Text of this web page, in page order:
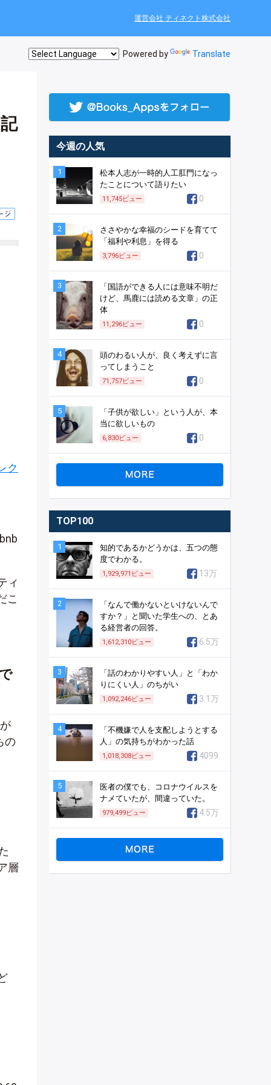
運営会社 ティネクト株式会社
Powered by Translate
ク
ィ
こ
の
層
今週の人気
1
松本人志が一時的人工肛門になっ
たことについて語りたい
11,745ビュー 0
2
ささやかな幸福のシードを育てて
「福利や利息」を得る
3,796ビュー 0
3
「国語ができる人には意味不明だ
けど、馬鹿には読める文章」の正
体
11,296ビュー 0
4
頭のわるい人が、良く考えずに言
ってしまうこと
71,757ビュー 0
5
「子供が欲しい」という人が、本
当に欲しいもの
6,830ビュー 0
TOP100
1
知的であるかどうかは、五つの態
度でわかる。
1,929,971 ビュー 13万
2
「なんで働かないといけないんで
すか？」と聞いた学生への、とあ
る経営者の回答。
1,612,310ビュー 6.5万
3
「話のわかりやすい人」と「わか
りにくい人」のちがい
1,092,246ビュー 3.1万
4
「不機嫌で人を支配しようとする
人」の気持ちがわかった話
1,018,308ビュー 4099
5
医者の僕でも、コロナウイルスを
ナメていたが、間違っていた。
979,499ビュー 4.5万